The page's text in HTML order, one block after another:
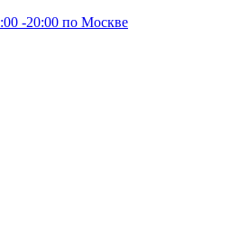
-20:00 по Москве